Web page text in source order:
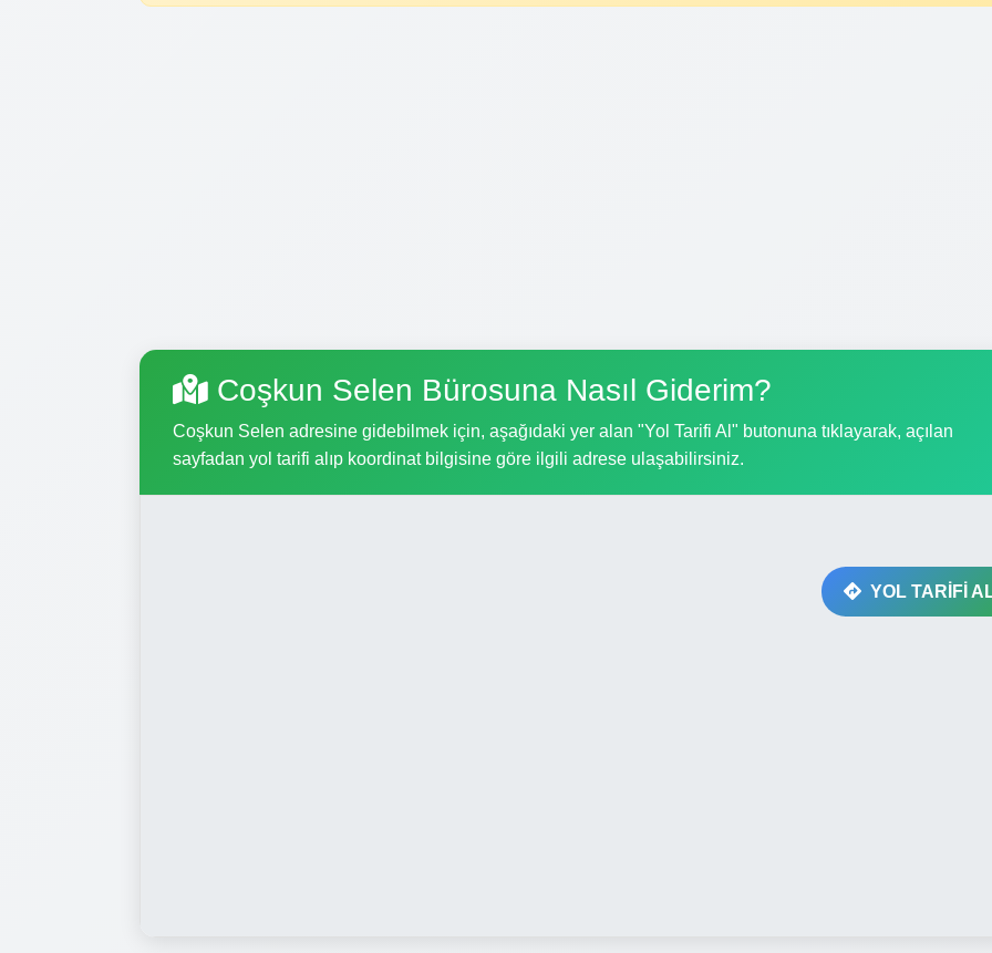
Coşkun Selen Bürosuna Nasıl Giderim?
Coşkun Selen adresine gidebilmek için, aşağıdaki yer alan "Yol Tarifi Al" butonuna tıklayarak, açılan
sayfadan yol tarifi alıp koordinat bilgisine göre ilgili adrese ulaşabilirsiniz.
YOL TARİFİ